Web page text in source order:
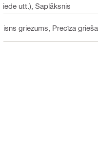
priede utt.), Saplāksnis
Taisns griezums, Precīza